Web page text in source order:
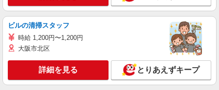
ビルの清掃スタッフ
時給 1,200円〜1,200円
大阪市北区
詳細を見る とりあえずキープ